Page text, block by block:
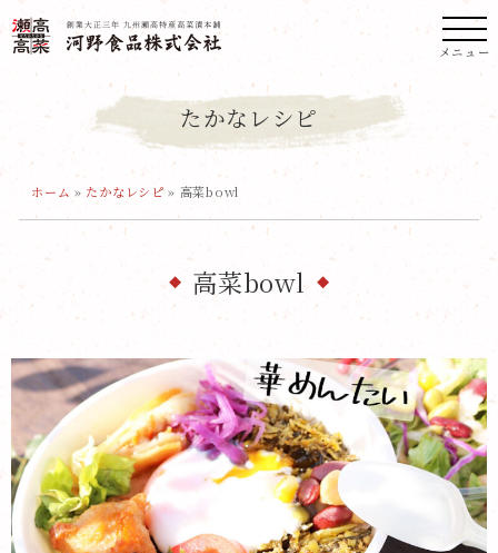
メニュー
たかなレシピ
ホーム » たかなレシピ » 高菜bowl
高菜bowl